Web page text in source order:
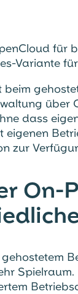
für
Variante
beim
über
dass
eigenen
zur
On-
gehostetem